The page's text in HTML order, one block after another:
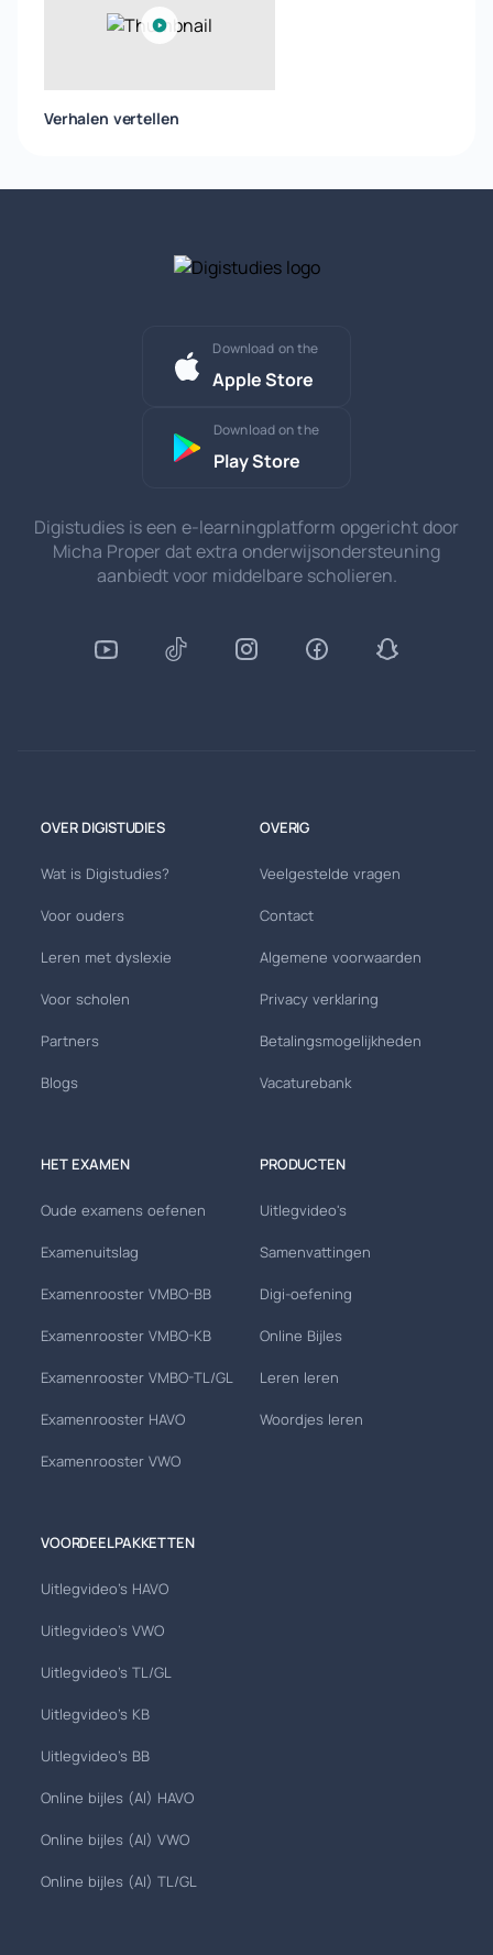
Verhalen vertellen
Download on the
Apple Store
Download on the
Play Store
Digistudies is een e-learningplatform opgericht door
Micha Proper dat extra onderwijsondersteuning
aanbiedt voor middelbare scholieren.
OVER DIGISTUDIES
Wat is Digistudies?
Voor ouders
Leren met dyslexie
Voor scholen
Partners
Blogs
OVERIG
Veelgestelde vragen
Contact
Algemene voorwaarden
Privacy verklaring
Betalingsmogelijkheden
Vacaturebank
HET EXAMEN
Oude examens oefenen
Examenuitslag
Examenrooster VMBO-BB
Examenrooster VMBO-KB
Examenrooster VMBO-TL/GL
Examenrooster HAVO
Examenrooster VWO
PRODUCTEN
Uitlegvideo's
Samenvattingen
Digi-oefening
Online Bijles
Leren leren
Woordjes leren
VOORDEELPAKKETTEN
Uitlegvideo's HAVO
Uitlegvideo's VWO
Uitlegvideo's TL/GL
Uitlegvideo's KB
Uitlegvideo's BB
Online bijles (AI) HAVO
Online bijles (AI) VWO
Online bijles (AI) TL/GL